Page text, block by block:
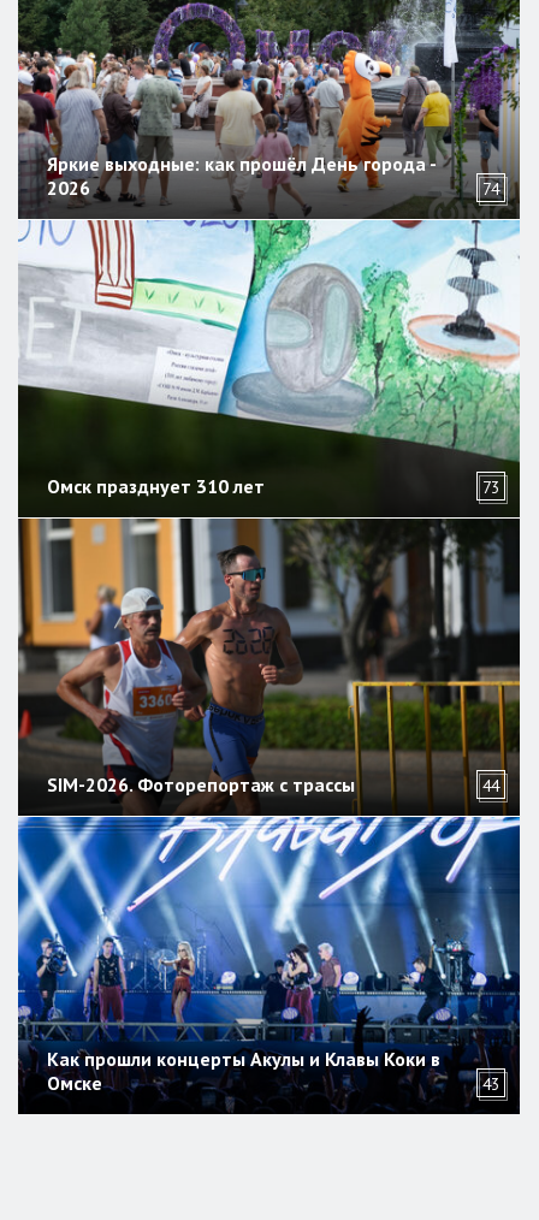
Яркие выходные: как прошёл День города -
2026
74
Омск празднует 310 лет 73
SIM-2026. Фоторепортаж с трассы 44
Как прошли концерты Акулы и Клавы Коки в
Омске
43